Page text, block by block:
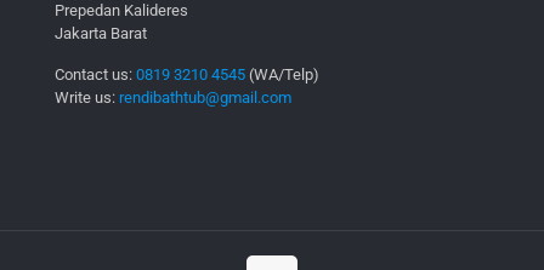
Prepedan Kalideres
Jakarta Barat
Contact us: 0819 3210 4545 (WA/Telp)
Write us: rendibathtub@gmail.com